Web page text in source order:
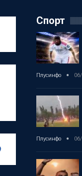
Спорт
Плусинфо
Плусинфо